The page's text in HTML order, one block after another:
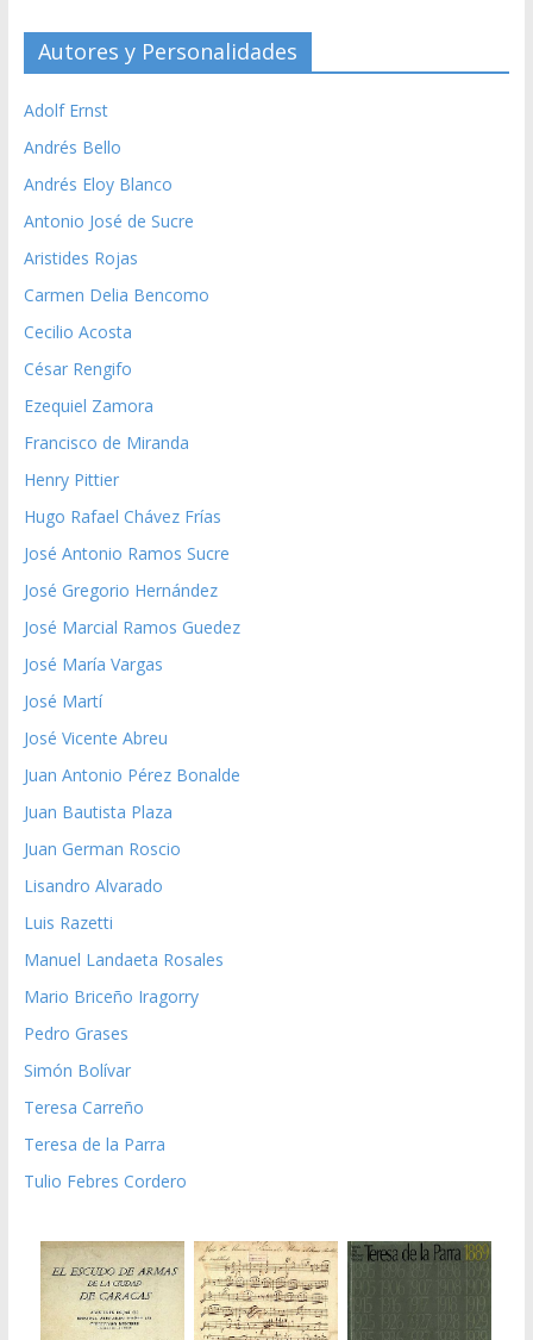
Autores y Personalidades
Adolf Ernst
Andrés Bello
Andrés Eloy Blanco
Antonio José de Sucre
Aristides Rojas
Carmen Delia Bencomo
Cecilio Acosta
César Rengifo
Ezequiel Zamora
Francisco de Miranda
Henry Pittier
Hugo Rafael Chávez Frías
José Antonio Ramos Sucre
José Gregorio Hernández
José Marcial Ramos Guedez
José María Vargas
José Martí
José Vicente Abreu
Juan Antonio Pérez Bonalde
Juan Bautista Plaza
Juan German Roscio
Lisandro Alvarado
Luis Razetti
Manuel Landaeta Rosales
Mario Briceño Iragorry
Pedro Grases
Simón Bolívar
Teresa Carreño
Teresa de la Parra
Tulio Febres Cordero